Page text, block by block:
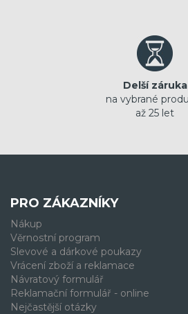
Delší záruka
na vybrané
až 25 let
PRO ZÁKAZNÍKY
Nákup
Věrnostní program
Slevové a dárkové poukazy
Vrácení zboží a reklamace
Návratový formulář
Reklamační formulář - online
Nejčastější otázky